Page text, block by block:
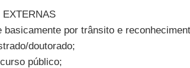
basicamente por trânsito e
doutorado;
público;